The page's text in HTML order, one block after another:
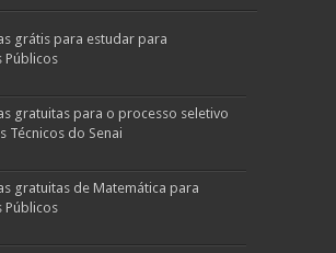
grátis para estudar para
Públicos
gratuitas para o processo seletivo
Técnicos do Senai
gratuitas de Matemática para
Públicos